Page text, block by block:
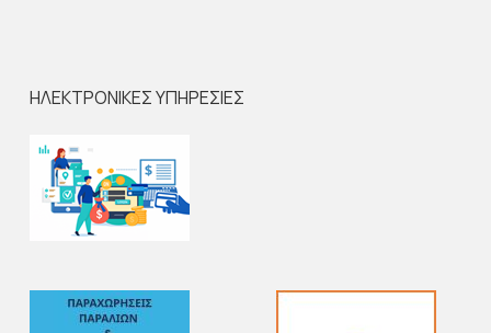
ΗΛΕΚΤΡΟΝΙΚΕΣ ΥΠΗΡΕΣΙΕΣ